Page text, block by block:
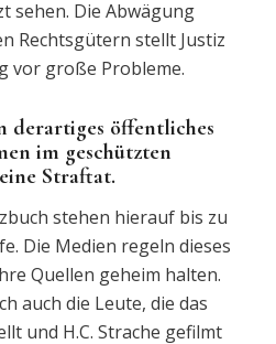
sehen. Die Abwägung
Rechtsgütern stellt Justiz
vor große Probleme.
derartiges öffentliches
im geschützten
Straftat.
stehen hierauf bis zu
Die Medien regeln dieses
Quellen geheim halten.
auch die Leute, die das
und H.C. Strache gefilmt